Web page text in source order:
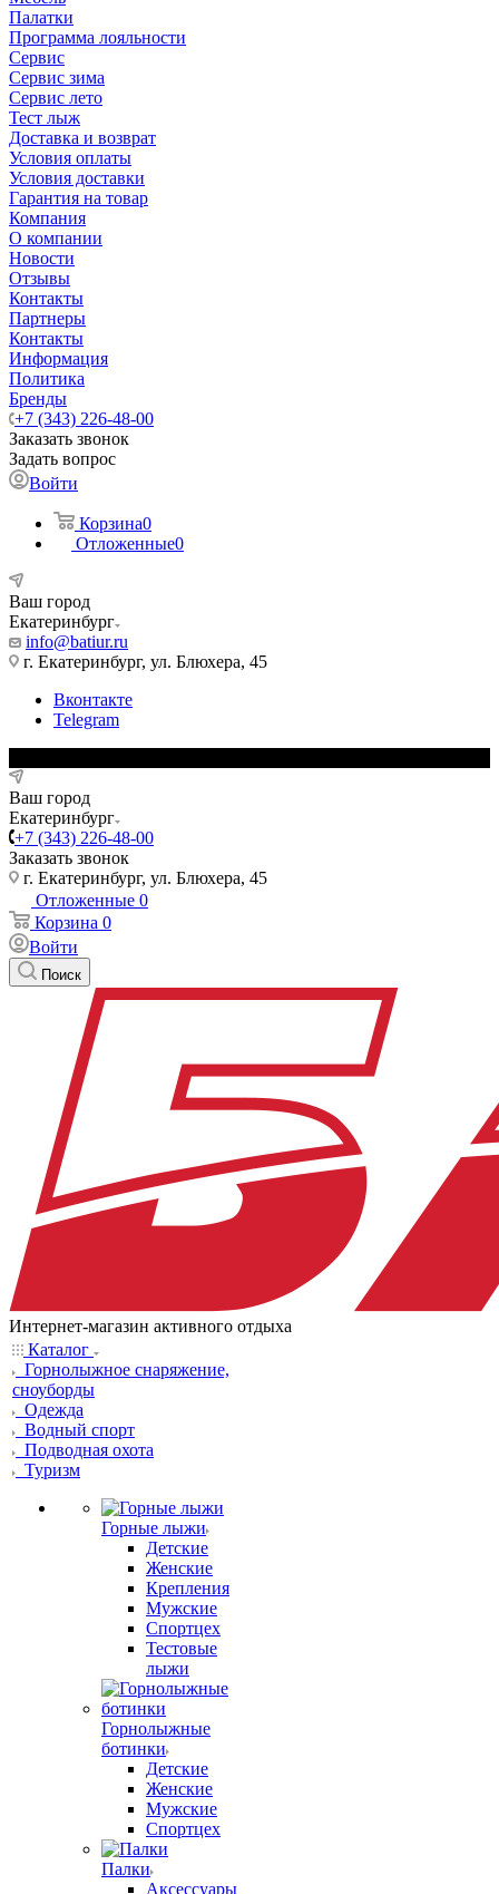
Палатки
Программа лояльности
Сервис
Сервис зима
Сервис лето
Тест лыж
Доставка и возврат
Условия оплаты
Условия доставки
Гарантия на товар
Компания
О компании
Новости
Отзывы
Контакты
Партнеры
Контакты
Информация
Политика
Бренды
+7 (343) 226-48-00
Заказать звонок
Задать вопрос
Войти
Корзина0
Отложенные0
Ваш город
Екатеринбург
info@batiur.ru
г. Екатеринбург, ул. Блюхера, 45
Вконтакте
Telegram
Ваш город
Екатеринбург
+7 (343) 226-48-00
Заказать звонок
г. Екатеринбург, ул. Блюхера, 45
Отложенные 0
Корзина 0
Войти
Поиск
Интернет-магазин активного отдыха
Каталог
Горнолыжное снаряжение,
сноуборды
Одежда
Водный спорт
Подводная охота
Туризм
Горные лыжи
Детские
Женские
Крепления
Мужские
Спортцех
Тестовые
лыжи
Горнолыжные
ботинки
Детские
Женские
Мужские
Спортцех
Палки
Аксессуары